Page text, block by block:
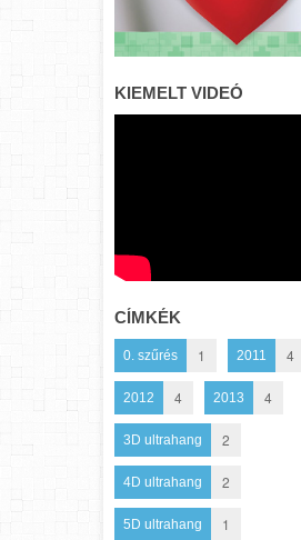
KIEMELT VIDEÓ
CÍMKÉK
0. szűrés 1 2011 4
2012 4 2013 4
3D ultrahang 2
4D ultrahang 2
5D ultrahang 1